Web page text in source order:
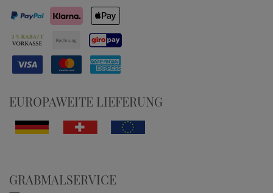
EUROPAWEITE LIEFERUNG
GRABMALSERVICE